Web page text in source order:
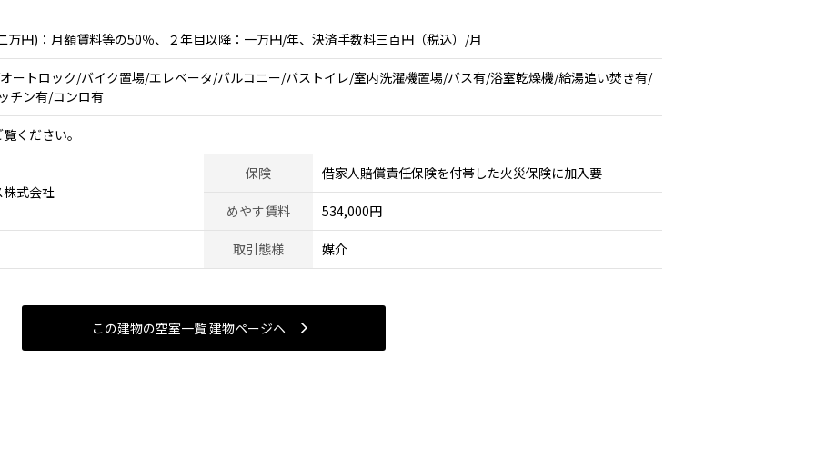
万円)：月額賃料等の50％、２年目以降：一万円/年、決済手数料三百円（税込）/月
ートロック/バイク置場/エレベータ/バルコニー/バストイレ/室内洗濯機置場/バス有/浴室乾燥機/給湯追い焚き有/
チン有/コンロ有
ください。
式会社
保険 借家人賠償責任保険を付帯した火災保険に加入要
めやす賃料 534,000円
取引態様 媒介
この建物の空室一覧 建物ページヘ